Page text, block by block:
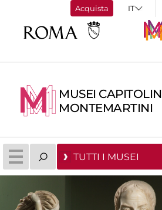
Acquista
MUSEI
MONTEMARTINI
TUTTI I MUSEI